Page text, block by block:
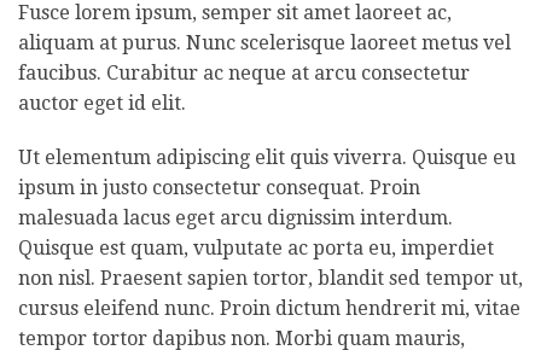
Fusce lorem ipsum, semper sit amet laoreet ac,
aliquam at purus. Nunc scelerisque laoreet metus vel
faucibus. Curabitur ac neque at arcu consectetur
auctor eget id elit.
Ut elementum adipiscing elit quis viverra. Quisque eu
ipsum in justo consectetur consequat. Proin
malesuada lacus eget arcu dignissim interdum.
Quisque est quam, vulputate ac porta eu, imperdiet
non nisl. Praesent sapien tortor, blandit sed tempor ut,
cursus eleifend nunc. Proin dictum hendrerit mi, vitae
tempor tortor dapibus non. Morbi quam mauris,